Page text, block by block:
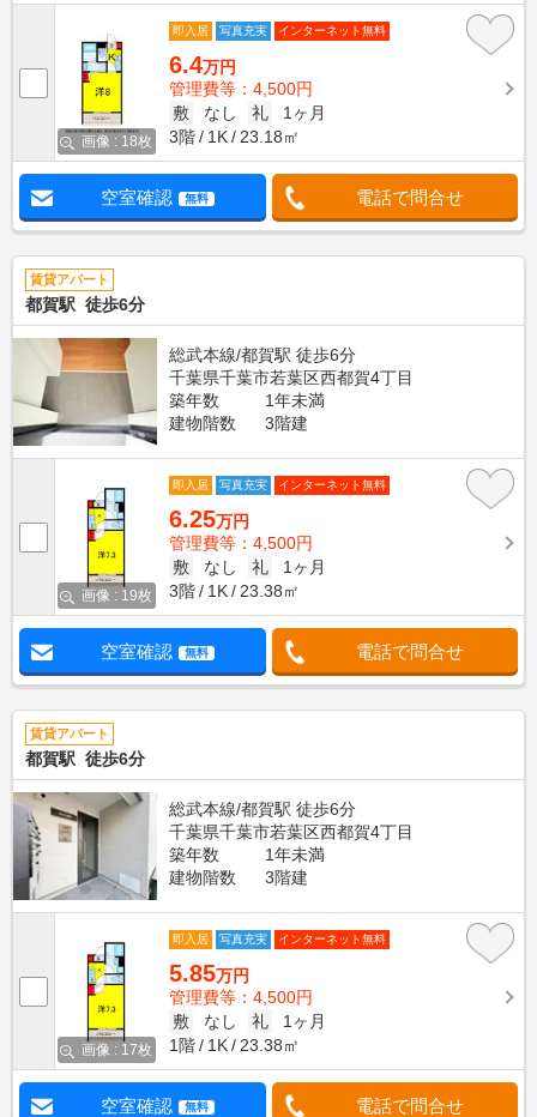
画像 : 18枚
即入居 写真充実 インターネット無料
6.4万円
管理費等：4,500円
敷
なし 礼
1ヶ月
3階
1K 23.18㎡
空室確認 無料 電話で問合せ
賃貸アパート
都賀駅 徒歩6分
総武本線/都賀駅 徒歩6分
千葉県千葉市若葉区西都賀4丁目
築年数
1年未満
建物階数
3階建
画像 : 19枚
即入居 写真充実 インターネット無料
6.25万円
管理費等：4,500円
敷
なし 礼
1ヶ月
3階
1K 23.38㎡
空室確認 無料 電話で問合せ
賃貸アパート
都賀駅 徒歩6分
総武本線/都賀駅 徒歩6分
千葉県千葉市若葉区西都賀4丁目
築年数
1年未満
建物階数
3階建
画像 : 17枚
即入居 写真充実 インターネット無料
5.85万円
管理費等：4,500円
敷
なし 礼
1ヶ月
1階
1K 23.38㎡
空室確認 無料 電話で問合せ